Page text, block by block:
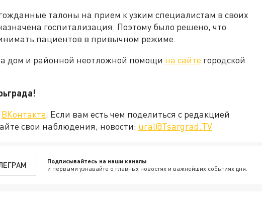
талоны на прием к узким специалистам в своих
госпитализация. Поэтому было решено, что
пациентов в привычном режиме.
дом и районной неотложной помощи на сайте городской
ВКонтакте. Если вам есть чем поделиться с редакцией
свои наблюдения, новости: ural@Tsargrad.TV
Подписывайтесь на наши каналы
и первыми узнавайте о главных новостях и важнейших событиях дня.